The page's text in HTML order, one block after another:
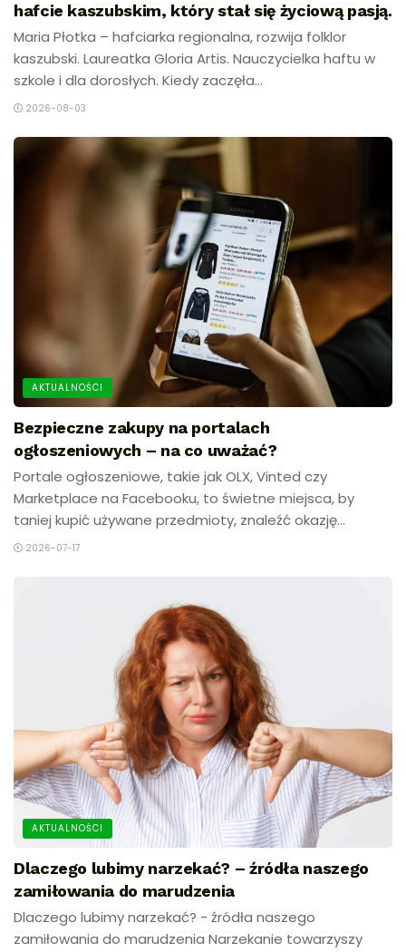
hafcie kaszubskim, który stał się życiową pasją.
Maria Płotka – hafciarka regionalna, rozwija folklor
kaszubski. Laureatka Gloria Artis. Nauczycielka haftu w
szkole i dla dorosłych. Kiedy zaczęła...
2026-08-03
AKTUALNOŚCI
Bezpieczne zakupy na portalach
ogłoszeniowych – na co uważać?
Portale ogłoszeniowe, takie jak OLX, Vinted czy
Marketplace na Facebooku, to świetne miejsca, by
taniej kupić używane przedmioty, znaleźć okazję...
2026-07-17
AKTUALNOŚCI
Dlaczego lubimy narzekać? – źródła naszego
zamiłowania do marudzenia
Dlaczego lubimy narzekać? - źródła naszego
zamiłowania do marudzenia Narzekanie towarzyszy